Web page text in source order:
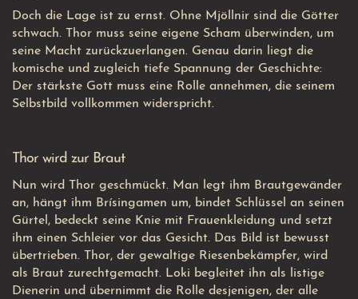
Doch die Lage ist zu ernst. Ohne Mjöllnir sind die Götter
schwach. Thor muss seine eigene Scham überwinden, um
seine Macht zurückzuerlangen. Genau darin liegt die
komische und zugleich tiefe Spannung der Geschichte:
Der stärkste Gott muss eine Rolle annehmen, die seinem
Selbstbild vollkommen widerspricht.
Thor wird zur Braut
Nun wird Thor geschmückt. Man legt ihm Brautgewänder
an, hängt ihm Brísingamen um, bindet Schlüssel an seinen
Gürtel, bedeckt seine Knie mit Frauenkleidung und setzt
ihm einen Schleier vor das Gesicht. Das Bild ist bewusst
übertrieben. Thor, der gewaltige Riesenbekämpfer, wird
als Braut zurechtgemacht. Loki begleitet ihn als listige
Dienerin und übernimmt die Rolle desjenigen, der alle